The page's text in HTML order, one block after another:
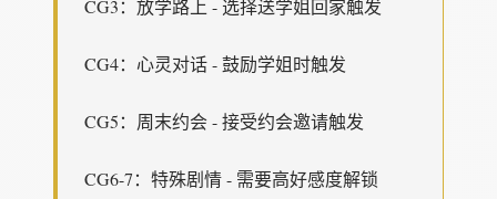
CG3：放学路上 - 选择送学姐回家触发
CG4：心灵对话 - 鼓励学姐时触发
CG5：周末约会 - 接受约会邀请触发
CG6-7：特殊剧情 - 需要高好感度解锁